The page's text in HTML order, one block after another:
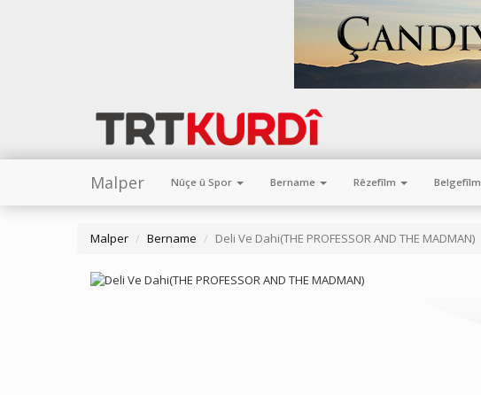
Malper Nûçe û Spor Bername Rêzefîlm Belgefîlm
Malper Bername Deli Ve Dahi(THE PROFESSOR AND THE MADMAN)